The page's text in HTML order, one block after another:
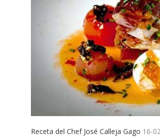
Receta del Chef José Calleja Gago 16-